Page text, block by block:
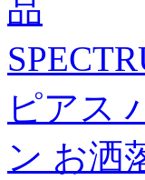
品
ピアス
ン お洒